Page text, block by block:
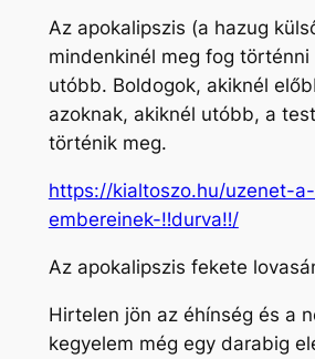
Az apokalipszis (a hazug
mindenkinél meg fog
utóbb. Boldogok, akiknél
azoknak, akiknél utóbb, a
történik meg.
https://kialtoszo.hu/uzenet-
embereinek-‼durva‼/
Az apokalipszis fekete
Hirtelen jön az éhínség és a
kegyelem még egy darabig